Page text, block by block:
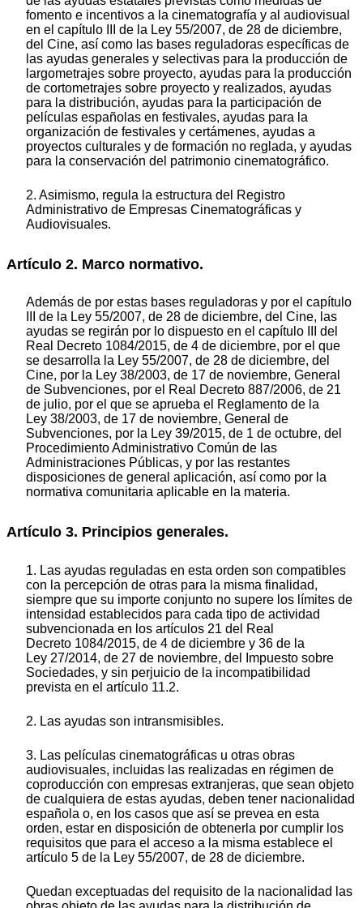
fomento e incentivos a la cinematografía y al audiovisual
en el capítulo III de la Ley 55/2007, de 28 de diciembre,
del Cine, así como las bases reguladoras específicas de
las ayudas generales y selectivas para la producción de
largometrajes sobre proyecto, ayudas para la producción
de cortometrajes sobre proyecto y realizados, ayudas
para la distribución, ayudas para la participación de
películas españolas en festivales, ayudas para la
organización de festivales y certámenes, ayudas a
proyectos culturales y de formación no reglada, y ayudas
para la conservación del patrimonio cinematográfico.
2. Asimismo, regula la estructura del Registro
Administrativo de Empresas Cinematográficas y
Audiovisuales.
Artículo 2. Marco normativo.
Además de por estas bases reguladoras y por el capítulo
III de la Ley 55/2007, de 28 de diciembre, del Cine, las
ayudas se regirán por lo dispuesto en el capítulo III del
Real Decreto 1084/2015, de 4 de diciembre, por el que
se desarrolla la Ley 55/2007, de 28 de diciembre, del
Cine, por la Ley 38/2003, de 17 de noviembre, General
de Subvenciones, por el Real Decreto 887/2006, de 21
de julio, por el que se aprueba el Reglamento de la
Ley 38/2003, de 17 de noviembre, General de
Subvenciones, por la Ley 39/2015, de 1 de octubre, del
Procedimiento Administrativo Común de las
Administraciones Públicas, y por las restantes
disposiciones de general aplicación, así como por la
normativa comunitaria aplicable en la materia.
Artículo 3. Principios generales.
1. Las ayudas reguladas en esta orden son compatibles
con la percepción de otras para la misma finalidad,
siempre que su importe conjunto no supere los límites de
intensidad establecidos para cada tipo de actividad
subvencionada en los artículos 21 del Real
Decreto 1084/2015, de 4 de diciembre y 36 de la
Ley 27/2014, de 27 de noviembre, del Impuesto sobre
Sociedades, y sin perjuicio de la incompatibilidad
prevista en el artículo 11.2.
2. Las ayudas son intransmisibles.
3. Las películas cinematográficas u otras obras
audiovisuales, incluidas las realizadas en régimen de
coproducción con empresas extranjeras, que sean objeto
de cualquiera de estas ayudas, deben tener nacionalidad
española o, en los casos que así se prevea en esta
orden, estar en disposición de obtenerla por cumplir los
requisitos que para el acceso a la misma establece el
artículo 5 de la Ley 55/2007, de 28 de diciembre.
Quedan exceptuadas del requisito de la nacionalidad las